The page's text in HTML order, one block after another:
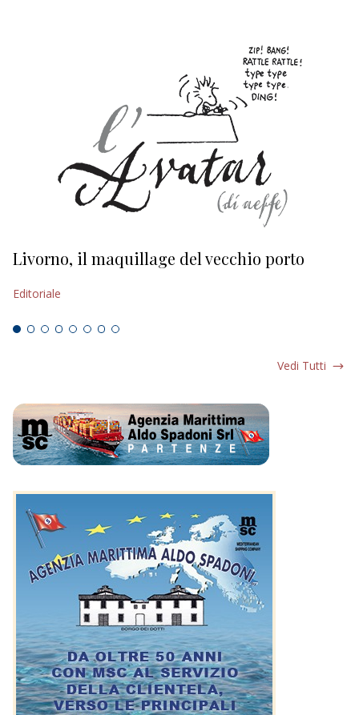
Livorno, il maquillage del vecchio porto
Editoriale
Vedi Tutti